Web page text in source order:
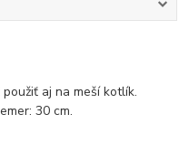
aj na meší kotlík.
30 cm.